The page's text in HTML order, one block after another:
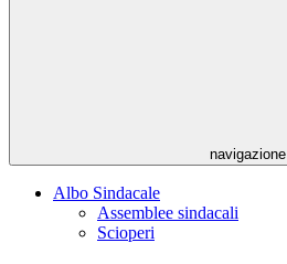
navigazione
Albo Sindacale
Assemblee sindacali
Scioperi